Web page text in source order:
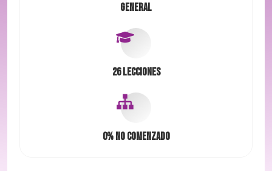
General
26 Lecciones
0% No comenzado